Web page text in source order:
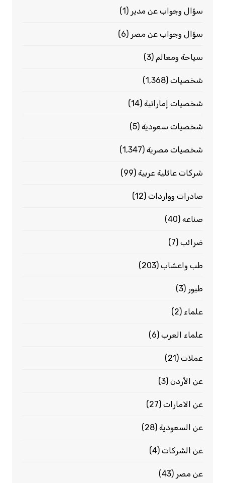
سؤال وجواب عن مدير (1)
سؤال وجواب عن مصر (6)
سياحة ومعالم (3)
شخصيات(1٬368)
شخصيات إماراتية(14)
شخصيات سعودية(5)
شخصيات مصرية(1٬347)
شركات عائلية عربية(99)
صادرات وواردات(12)
صناعه(40)
ضرائب(7)
طب واعشاب(203)
طيور (3)
علماء (2)
علماء العرب(6)
عملات(21)
عن الأردن(3)
عن الامارات(27)
عن السعودية(28)
عن الشركات(4)
عن مصر (43)